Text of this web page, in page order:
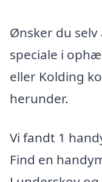
Ønsker du
speciale i
eller Kolding
herunder.
Vi fandt 1
Find en